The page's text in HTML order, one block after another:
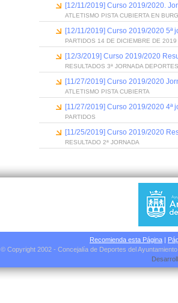
[12/11/2019] Curso 2019/2020.
ATLETISMO PISTA CUBIERTA EN
[12/11/2019] Curso 2019/2020 5ª
PARTIDOS 14 DE DICIEMBRE DE 2019
[12/3/2019] Curso 2019/2020
RESULTADOS 3ª JORNADA
[11/27/2019] Curso 2019/2020
ATLETISMO PISTA CUBIERTA
[11/27/2019] Curso 2019/2020
PARTIDOS
[11/25/2019] Curso 2019/2020
RESULTADO 2ª JORNADA
Recomienda esta Página |
© Copyright 2002 - Concejalía de Deportes del